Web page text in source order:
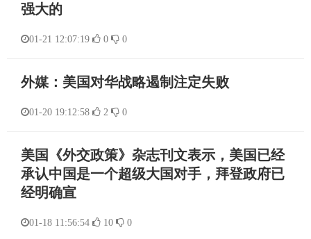
强大的
01-21 12:07:19 0 0
外媒：美国对华战略遏制注定失败
01-20 19:12:58 2 0
美国《外交政策》杂志刊文表示，美国已经
承认中国是一个超级大国对手，拜登政府已
经明确宣
01-18 11:56:54 10 0